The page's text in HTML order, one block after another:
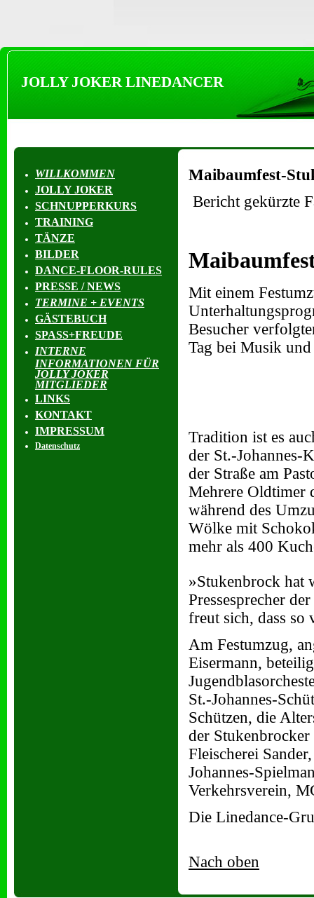
JOLLY JOKER LINEDANCER
WILLKOMMEN
JOLLY JOKER
SCHNUPPERKURS
TRAINING
TÄNZE
BILDER
DANCE-FLOOR-RULES
PRESSE / NEWS
TERMINE + EVENTS
GÄSTEBUCH
SPASS+FREUDE
INTERNE
INFORMATIONEN FÜR
JOLLY JOKER
MITGLIEDER
LINKS
KONTAKT
IMPRESSUM
Datenschutz
Maibaumfest-
Bericht gekürzte
Mit einem
Besucher
Tag bei Musik und
Tradition ist es
der St.-Johannes-
der Straße am
Mehrere Oldtimer
während des
Wölke mit
mehr als 400
»Stukenbrock hat
Pressesprecher
freut sich, dass so
Am Festumzug,
Eisermann,
St.-Johannes-
Schützen, die
der
Fleischerei
Johannes-
Verkehrsverein,
Die Linedance-
Nach oben